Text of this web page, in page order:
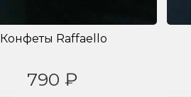
Конфеты Raffaello
790 ₽